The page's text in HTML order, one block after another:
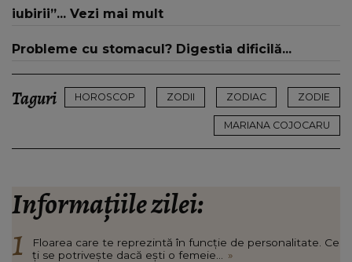
iubirii”... Vezi mai mult
Probleme cu stomacul? Digestia dificilă...
Taguri HOROSCOP ZODII ZODIAC ZODIE
MARIANA COJOCARU
Informațiile zilei:
Floarea care te reprezintă în funcție de personalitate. Ce
ți se potrivește dacă ești o femeie...
»